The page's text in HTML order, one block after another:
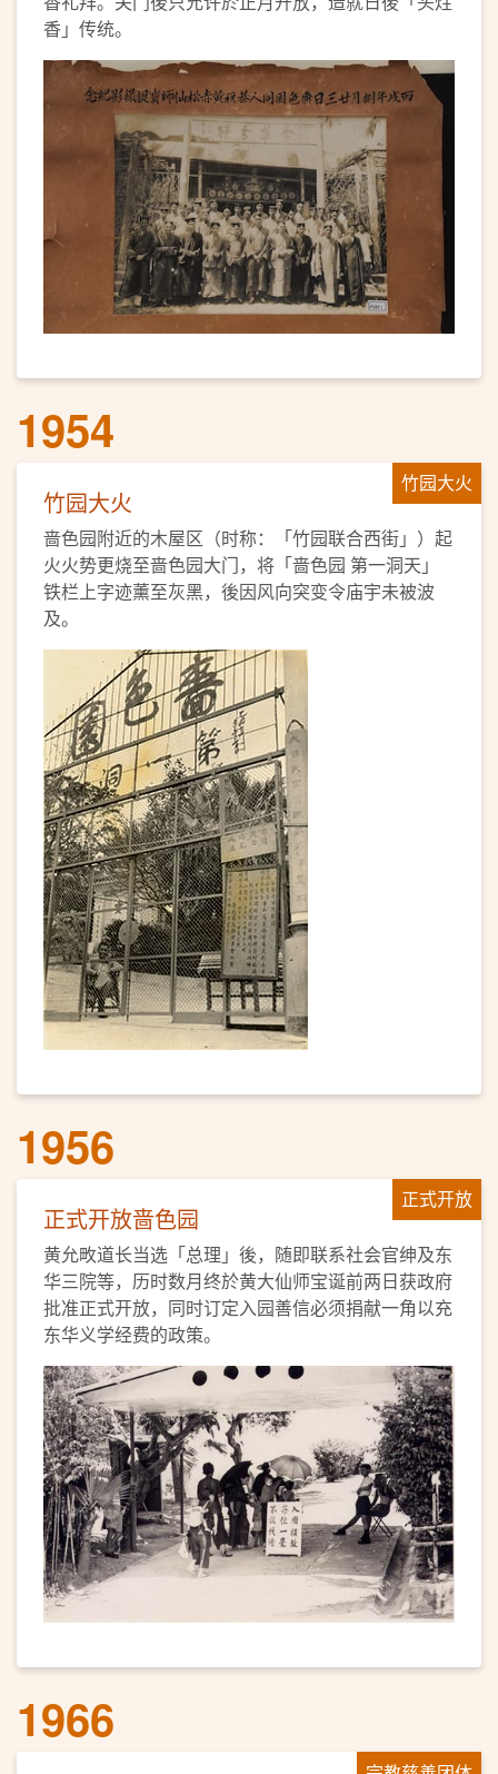
香」传统。
1954
竹园大火
竹园大火
啬色园附近的木屋区（时称：「竹园联合西街」）起
火火势更烧至啬色园大门，将「啬色园 第一洞天」
铁栏上字迹薰至灰黑，後因风向突变令庙宇未被波
及。
1956
正式开放
正式开放啬色园
黄允畋道长当选「总理」後，随即联系社会官绅及东
华三院等，历时数月终於黄大仙师宝诞前两日获政府
批准正式开放，同时订定入园善信必须捐献一角以充
东华义学经费的政策。
1966